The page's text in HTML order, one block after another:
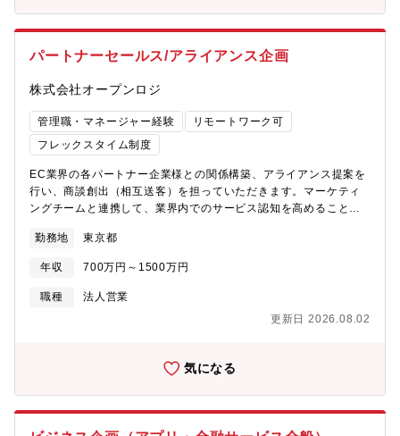
パートナーセールス/アライアンス企画
株式会社オープンロジ
管理職・マネージャー経験
リモートワーク可
フレックスタイム制度
EC業界の各パートナー企業様との関係構築、アライアンス提案を
行い、商談創出（相互送客）を担っていただきます。マーケティ
ングチームと連携して、業界内でのサービス認知を高めることに
のアライアンス推進自社ECカートの開発企業、ECモールを運営
するプラットフォーム企業との戦略的パートナーシップを締結。
各社経営層～BizDev・セールス担当者に対し、双方にメリットを
生み出す営業施策を企画立案、推進いただきます。■新規パートナ
サルティング企業の経営者～営業責任者との関係を構築します。
ートナー候補先とも情報交換を行い、共同営業施策を企画、推進
していただきます。■セミナー共催、イベント登壇、ブース出展な
どオープンロジの業界内認知を高めるための施策の企画、推進い
ただきます。セミナー共催先企業の獲得や、基調講演登壇者との
関係性構築などもお任せします。■Go To Market戦略に基づく戦
勤務地 東京都
年収 700万円～1500万円
職種
法人営業
更新日 2026.08.02
気になる